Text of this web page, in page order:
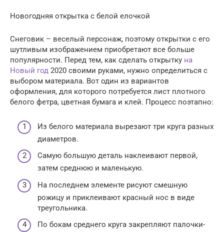
Новогодняя открытка с белой елочкой
Снеговик – веселый персонаж, поэтому открытки с его
шутливым изображением приобретают все больше
популярности. Перед тем, как сделать открытку на
Новый год 2020 своими руками, нужно определиться с
выбором материала. Вот один из вариантов
оформления, для которого потребуется лист плотного
белого фетра, цветная бумага и клей. Процесс поэтапно:
Из белого материала вырезают три круга разных
диаметров.
Самую большую деталь наклеивают первой,
затем среднюю и маленькую.
На последнем элементе рисуют смешную
рожицу и приклеивают красный нос в виде
треугольника.
По бокам среднего круга закрепляют палочки-